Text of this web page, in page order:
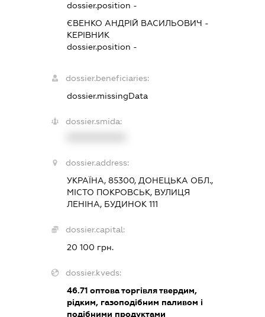
dossier.position -
ЄВЕНКО АНДРІЙ ВАСИЛЬОВИЧ -
КЕРІВНИК
dossier.position -
dossier.beneficiaries:
dossier.missingData
dossier.smida:
dossier.address:
УКРАЇНА, 85300, ДОНЕЦЬКА ОБЛ.,
МІСТО ПОКРОВСЬК, ВУЛИЦЯ
ЛЕНІНА, БУДИНОК 111
dossier.capital:
20 100 грн.
dossier.kveds:
46.71 оптова торгівля твердим,
рідким, газоподібним паливом і
подібними продуктами